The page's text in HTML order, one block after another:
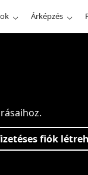
Árképzés
fiók